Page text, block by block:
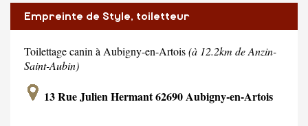
Empreinte de Style, toiletteur
Toilettage canin à Aubigny-en-Artois(à 12.2km de Anzin-
Saint-Aubin)
13 Rue Julien Hermant 62690 Aubigny-en-Artois